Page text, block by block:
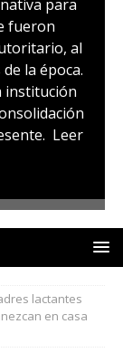
para
al
época.
Leer
lactantes
en casa